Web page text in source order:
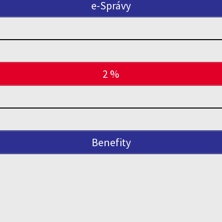
e-Správy
2 %
Benefity